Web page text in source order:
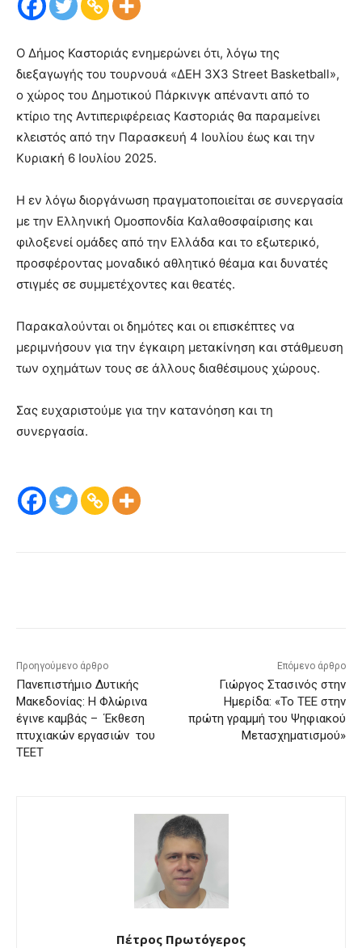
Ο Δήμος Καστοριάς ενημερώνει ότι, λόγω της
διεξαγωγής του τουρνουά «ΔΕΗ 3X3 Street Basketball»,
ο χώρος του Δημοτικού Πάρκινγκ απέναντι από το
κτίριο της Αντιπεριφέρειας Καστοριάς θα παραμείνει
κλειστός από την Παρασκευή 4 Ιουλίου έως και την
Κυριακή 6 Ιουλίου 2025.
Η εν λόγω διοργάνωση πραγματοποιείται σε συνεργασία
με την Ελληνική Ομοσπονδία Καλαθοσφαίρισης και
φιλοξενεί ομάδες από την Ελλάδα και το εξωτερικό,
προσφέροντας μοναδικό αθλητικό θέαμα και δυνατές
στιγμές σε συμμετέχοντες και θεατές.
Παρακαλούνται οι δημότες και οι επισκέπτες να
μεριμνήσουν για την έγκαιρη μετακίνηση και στάθμευση
των οχημάτων τους σε άλλους διαθέσιμους χώρους.
Σας ευχαριστούμε για την κατανόηση και τη
συνεργασία.
Προηγούμενο άρθρο
Πανεπιστήμιο Δυτικής
Μακεδονίας: Η Φλώρινα
έγινε καμβάς – Έκθεση
πτυχιακών εργασιών του
ΤΕΕΤ
Επόμενο άρθρο
Γιώργος Στασινός στην
Ημερίδα: «Το ΤΕΕ στην
πρώτη γραμμή του Ψηφιακού
Μετασχηματισμού»
Πέτρος Πρωτόγερος